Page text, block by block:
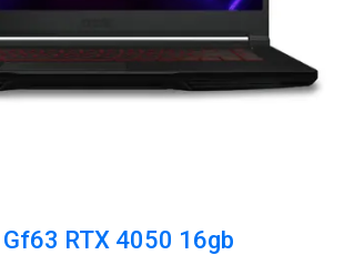
RTX 4050 16gb